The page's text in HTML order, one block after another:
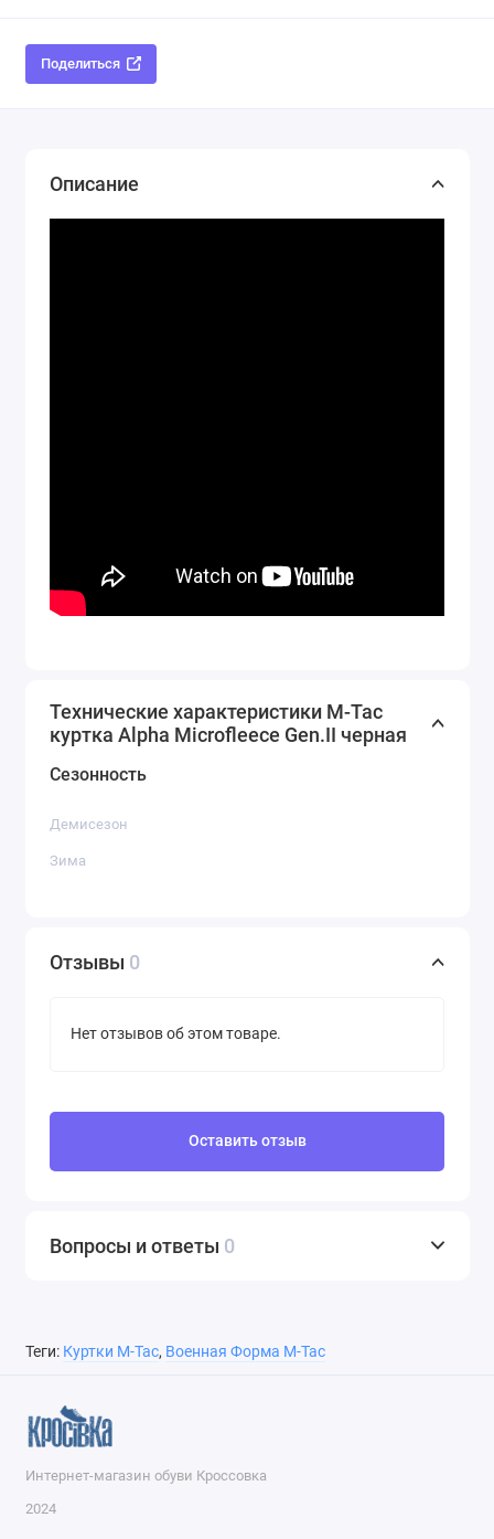
Поделиться
Описание
Технические характеристики M-Tac
куртка Alpha Microfleece Gen.ІІ черная
Сезонность
Демисезон
Зима
Отзывы 0
Нет отзывов об этом товаре.
Оставить отзыв
Вопросы и ответы 0
Теги: Куртки M-Tac, Военная Форма M-Tac
Интернет-магазин обуви Кроссовка
2024